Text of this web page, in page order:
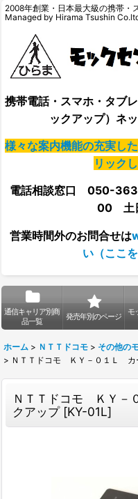
2008年創業・日本最大級の携帯
Managed by Hirama Tsushin
携帯電話・スマホ・タブ
ックアップ）ネ
様々な案内機能の充実し
リック
電話相談窓口 050-
00 土
営業時間外のお問合せは
い（ここ
通信キャリア別商
品一覧
発売年別のページ
モ
ホーム > ＮＴＴドコモ > その他の
> ＮＴＴドコモ ＫＹ－０１Ｌ
ＮＴＴドコモ ＫＹ
クアップ [KY-01L]